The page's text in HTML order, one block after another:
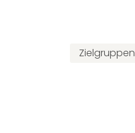
Zielgruppen